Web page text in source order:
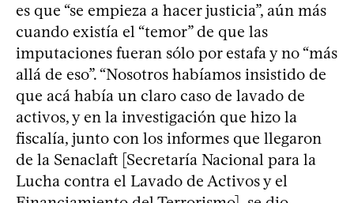
es que “se empieza a hacer justicia”, aún más
cuando existía el “temor” de que las
imputaciones fueran sólo por estafa y no “más
allá de eso”. “Nosotros habíamos insistido de
que acá había un claro caso de lavado de
activos, y en la investigación que hizo la
fiscalía, junto con los informes que llegaron
de la Senaclaft [Secretaría Nacional para la
Lucha contra el Lavado de Activos y el